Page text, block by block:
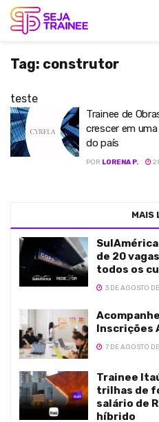
Tag: construtor
teste
Trainee de
crescer em
do país
POR LORENA P.
MAIS
SulAmérica
de 20
todos os
3 DE AGOSTO
Inscrições
7 DE AGOSTO
Trainee
trilhas de
salário de
híbrido